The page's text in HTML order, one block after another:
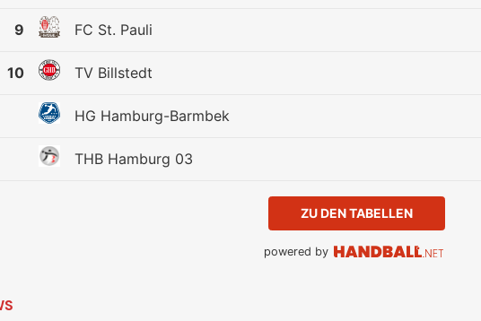
9 FC St. Pauli
10 TV Billstedt
HG Hamburg-Barmbek
THB Hamburg 03
ZU DEN TABELLEN
powered by